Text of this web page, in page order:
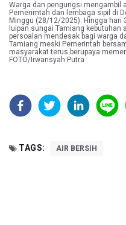
Warga dan pengungsi mengambil
Pemerimtah dan lembaga sipil di
Minggu (28/12/2025). Hingga hari
luipan sungai Tamiang
persoalan mendesak bagi warga
Tamiang meski Pemerintah
masyarakat terus berupaya
FOTO/Irwansyah Putra
TAGS: AIR BERSIH